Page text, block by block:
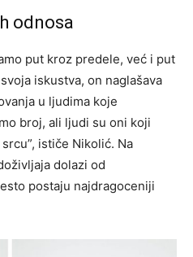
odnosa
put kroz predele, već i put
iskustva, on naglašava
u ljudima koje
broj, ali ljudi su oni koji
ističe Nikolić. Na
dolazi od
postaju najdragoceniji